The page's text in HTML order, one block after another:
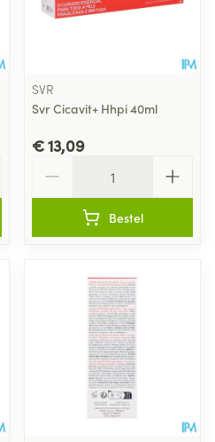
SVR
Svr Cicavit+ Hhpi 40ml
€ 13,09
Bestel